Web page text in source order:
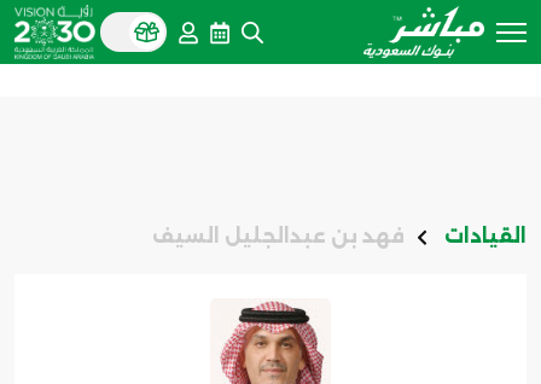
القيادات فهد بن عبدالجليل السيف